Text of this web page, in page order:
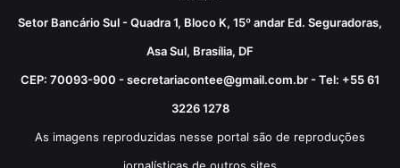
Setor Bancário Sul - Quadra 1, Bloco K, 15º andar Ed. Seguradoras,
Asa Sul, Brasília, DF
CEP: 70093-900 - secretariacontee@gmail.com.br - Tel: +55 61
3226 1278
As imagens reproduzidas nesse portal são de reproduções
jornalísticas de outros sites